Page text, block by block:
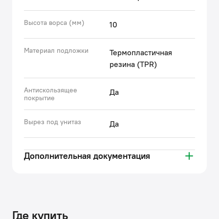
(с) Авторский текст, июнь 2023 г.
Высота ворса (мм) 10
Материал подложки
Термопластичная
резина (TPR)
Антискользящее
покрытие
Да
Вырез под унитаз Да
Дополнительная документация
Где купить